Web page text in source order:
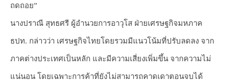
ถดถอย”
นางปราณี สุทธศรี ผู้อำนวยการอาวุโส ฝ่ายเศรษฐกิจมหภาค
ธปท. กล่าวว่า เศรษฐกิจไทยโดยรวมมีแนวโน้มที่ปรับลดลง จาก
ภาคต่างประเทศเป็นหลัก และมีความเสี่ยงเพิ่มขึ้น จากความไม่
แน่นอน โดยเฉพาะการค้าที่ยังไม่สามารถคาดเดาตอนจบได้